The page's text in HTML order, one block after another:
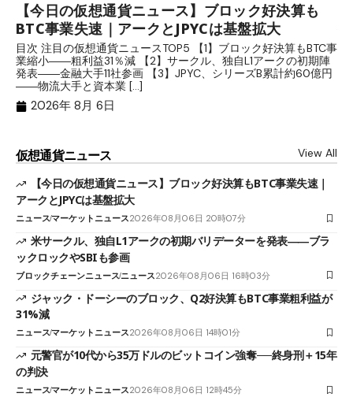
【今日の仮想通貨ニュース】ブロック好決算も
BTC事業失速｜アークとJPYCは基盤拡大
目次 注目の仮想通貨ニュースTOP5 【1】ブロック好決算もBTC事
業縮小――粗利益31％減 【2】サークル、独自L1アークの初期陣
発表――金融大手11社参画 【3】JPYC、シリーズB累計約60億円
――物流大手と資本業 […]
2026年 8月 6日
仮想通貨ニュース View All
【今日の仮想通貨ニュース】ブロック好決算もBTC事業失速｜
アークとJPYCは基盤拡大
ニュースマーケットニュース2026年08月06日 20時07分
米サークル、独自L1アークの初期バリデーターを発表――ブラ
ックロックやSBIも参画
ブロックチェーンニュースニュース2026年08月06日 16時03分
ジャック・ドーシーのブロック、Q2好決算もBTC事業粗利益が
31%減
ニュースマーケットニュース2026年08月06日 14時01分
元警官が10代から35万ドルのビットコイン強奪──終身刑＋15年
の判決
ニュースマーケットニュース2026年08月06日 12時45分